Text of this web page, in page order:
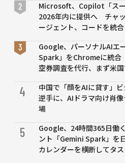
Microsoft、Copilot「ス
2026年内に提供へ チャ
ージェント、コードを統合
Google、パーソナルAIエ
Spark」をChromeに統
空券調査を代行、まず米
4
中国で「顔をAIに貸す」
逆手に、AIドラマ向け肖
場
5
Google、24時間365日働
ント「Gemini Spark」
カレンダーを横断してタ